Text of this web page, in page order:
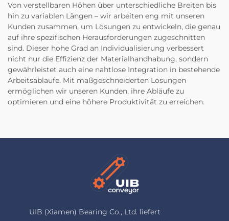
Von verstellbaren Höhen über unterschiedliche Breiten bis
hin zu variablen Längen – wir arbeiten eng mit unseren
Kunden zusammen, um Lösungen zu entwickeln, die genau
auf ihre spezifischen Herausforderungen zugeschnitten
sind. Dieser hohe Grad an Individualisierung verbessert
nicht nur die Effizienz der Materialhandhabung, sondern
gewährleistet auch eine nahtlose Integration in bestehende
Arbeitsabläufe. Mit maßgeschneiderten Lösungen
ermöglichen wir unseren Kunden, ihre Abläufe zu
optimieren und eine höhere Produktivität zu erreichen.
UIB (Xiamen) Bearing Co., Ltd. liefert